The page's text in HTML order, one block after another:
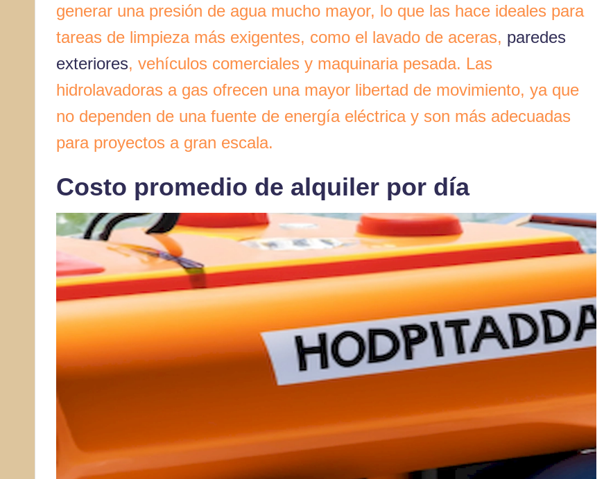
generar una presión de agua mucho mayor, lo que las hace ideales para
tareas de limpieza más exigentes, como el lavado de aceras, paredes
exteriores, vehículos comerciales y maquinaria pesada. Las
hidrolavadoras a gas ofrecen una mayor libertad de movimiento, ya que
no dependen de una fuente de energía eléctrica y son más adecuadas
para proyectos a gran escala.
Costo promedio de alquiler por día